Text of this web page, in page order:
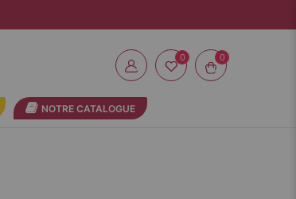
0
NOTRE CATALOGUE